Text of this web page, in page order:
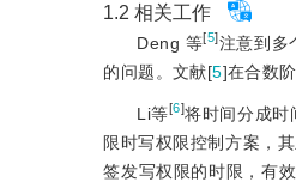
1.2 相关工作
Deng 等[5]注意到多
的问题。文献[5]在合数
Li等[6]将时间分成时
限时写权限控制方案，
签发写权限的时限，有